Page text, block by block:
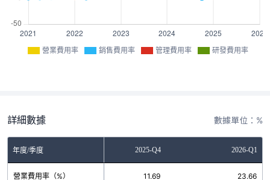
營業費用率 銷售費用率 管理費用率 研發費用率
詳細數據 數據單位：%
年度/季度2025-Q3 2025-Q4 2026-Q1
營業費用率（%）
8.96 11.69 23.66